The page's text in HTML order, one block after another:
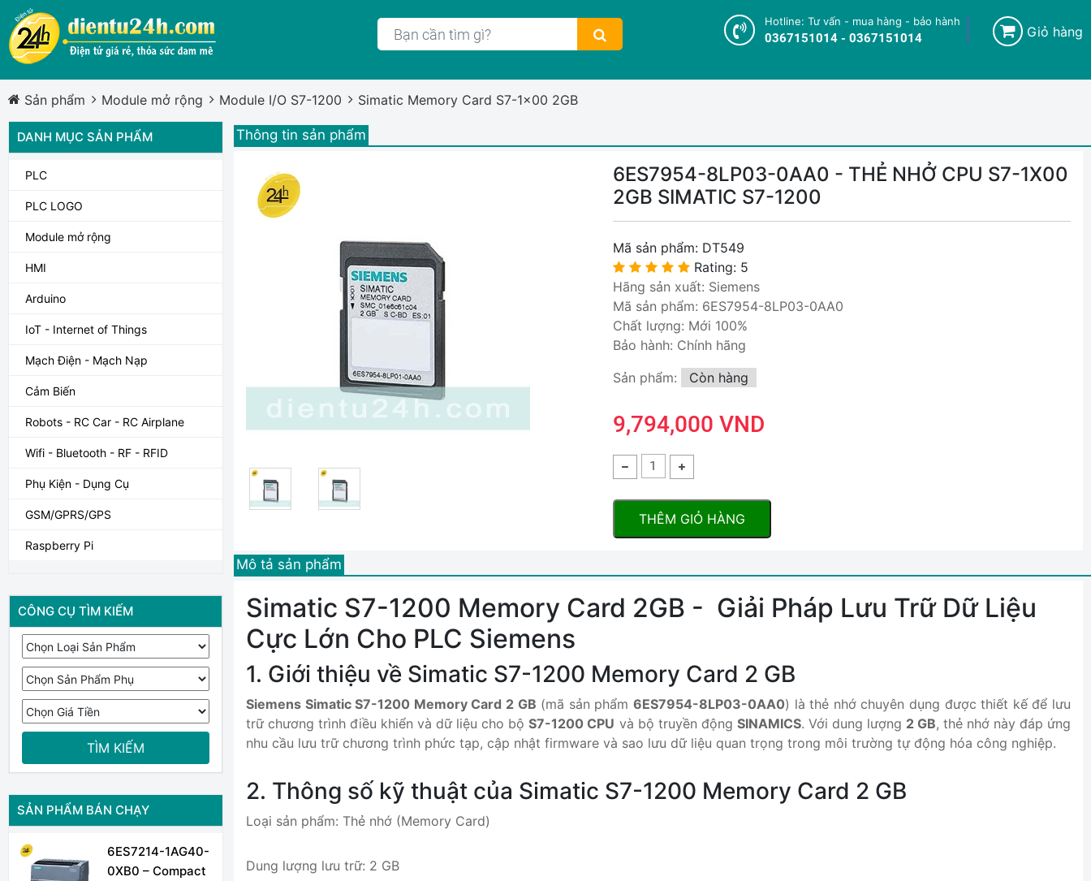
Hotline: Tư vấn - mua hàng - bảo hành
0367151014 - 0367151014 Giỏ hàng
Sản phẩm Module mở rộng Module I/O S7-1200 Simatic Memory Card S7-1x00 2GB
Thông tin sản phẩm
6ES7954-8LP03-0AA0 - THẺ NHỞ CPU S7-1X00
2GB SIMATIC S7-1200
Mã sản phẩm: DT549
Rating: 5
Hãng sản xuất: Siemens
Mã sản phẩm: 6ES7954-8LP03-0AA0
Chất lượng: Mới 100%
Bảo hành: Chính hãng
Sản phẩm:
Còn hàng
9,794,000 VND
THÊM GIỎ HÀNG
Mô tả sản phẩm
Simatic S7-1200 Memory Card 2GB - Giải Pháp Lưu Trữ Dữ Liệu
Cực Lớn Cho PLC Siemens
1. Giới thiệu về Simatic S7-1200 Memory Card 2 GB
Siemens Simatic S7-1200 Memory Card 2 GB (mã sản phẩm6ES7954-8LP03-0AA0) là thẻ nhớ chuyên dụng được thiết kế để lưu
trữ chương trình điều khiển và dữ liệu cho bộS7-1200 CPU và bộ truyền động SINAMICS. Với dung lượng 2 GB, thẻ nhớ này đáp ứng
nhu cầu lưu trữ chương trình phức tạp, cập nhật firmware và sao lưu dữ liệu quan trọng trong môi trường tự động hóa công nghiệp.
2. Thông số kỹ thuật của Simatic S7-1200 Memory Card 2 GB
Loại sản phẩm: Thẻ nhớ (Memory Card)
Dung lượng lưu trữ: 2 GB
DANH MỤC SẢN PHẨM
PLC
PLC LOGO
Module mở rộng
HMI
Arduino
IoT - Internet of Things
Mạch Điện - Mạch Nạp
Cảm Biến
Robots - RC Car - RC Airplane
Wifi - Bluetooth - RF - RFID
Phụ Kiện - Dụng Cụ
GSM/GPRS/GPS
Raspberry Pi
CÔNG CỤ TÌM KIẾM
TÌM KIẾM
SẢN PHẨM BÁN CHẠY
6ES7214-1AG40-
0XB0 – Compact